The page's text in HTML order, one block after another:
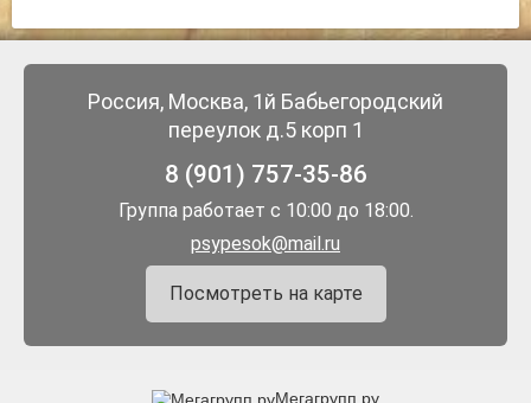
Россия, Москва, 1й Бабьегородский
переулок д.5 корп 1
8 (901) 757-35-86
Группа работает с 10:00 до 18:00.
psypesok@mail.ru
Посмотреть на карте
Мегагрупп.ру